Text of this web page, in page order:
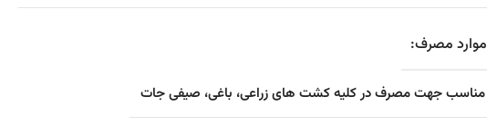
موارد مصرف:
مناسب جهت مصرف در کلیه کشت های زراعی، باغی، صیفی جات